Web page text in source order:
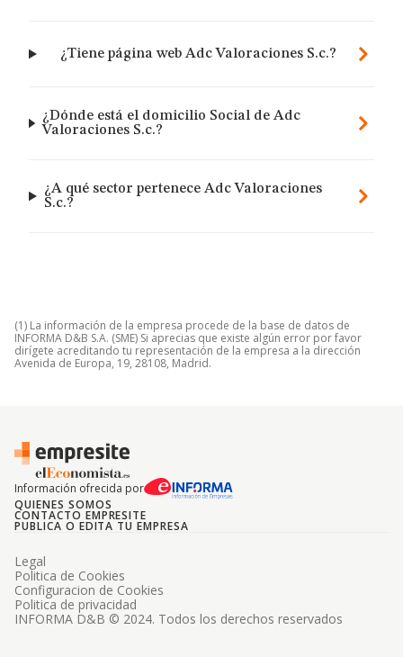
¿Tiene página web Adc Valoraciones S.c.?
¿Dónde está el domicilio Social de Adc
Valoraciones S.c.?
¿A qué sector pertenece Adc Valoraciones
S.c.?
(1) La información de la empresa procede de la base de datos de
INFORMA D&B S.A. (SME) Si aprecias que existe algún error por favor
dirígete acreditando tu representación de la empresa a la dirección
Avenida de Europa, 19, 28108, Madrid.
Información ofrecida por
QUIENES SOMOS
CONTACTO EMPRESITE
PUBLICA O EDITA TU EMPRESA
INFORMA D&B © 2024. Todos los derechos reservados
Legal
Politica de Cookies
Configuracion de Cookies
Politica de privacidad